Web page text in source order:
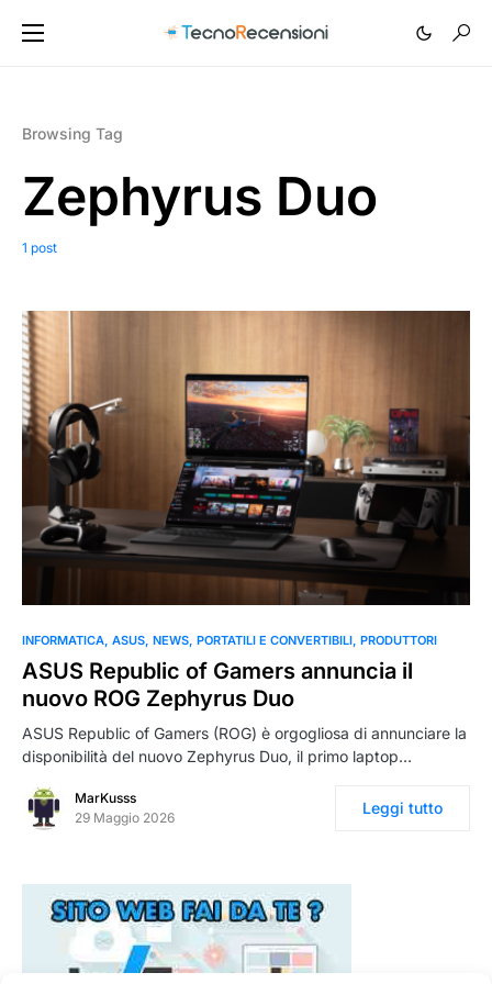
Browsing Tag
Zephyrus Duo
1 post
0
INFORMATICA ASUS NEWS PORTATILI E CONVERTIBILI PRODUTTORI
ASUS Republic of Gamers annuncia il
nuovo ROG Zephyrus Duo
ASUS Republic of Gamers (ROG) è orgogliosa di annunciare la
disponibilità del nuovo Zephyrus Duo, il primo laptop…
MarKusss
29 Maggio 2026
Leggi tutto